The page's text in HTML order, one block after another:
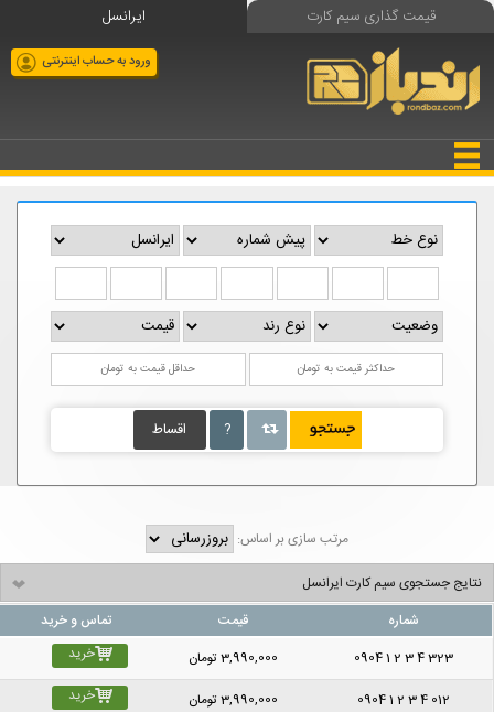
قیمت گذاری سیم کارت ایرانسل
ورود به حساب اینترنتی
اقساط ?
مرتب سازی بر اساس:
نتایج جستجوی سیم کارت ایرانسل
شماره
قیمت
تماس و خرید
0904 1 2 3 4 323
3,990,000تومان خرید
0904 1 2 3 4 012
3,990,000تومان خرید